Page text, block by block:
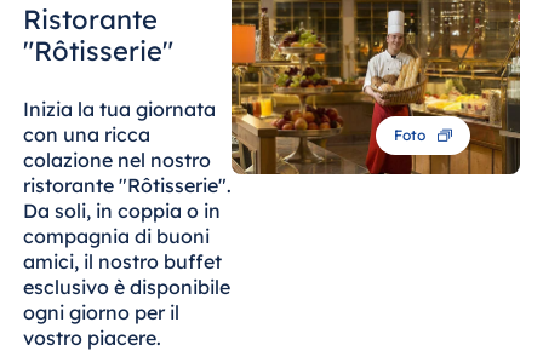
Blue Albena
Hotel Amelia
Cina
Hotel Taicang
Garden
Hotel &
Conference
Center Taicang
Ristorante
"Rôtisserie"
Inizia la tua giornata
con una ricca
colazione nel nostro
ristorante "Rôtisserie".
Da soli, in coppia o in
compagnia di buoni
amici, il nostro buffet
esclusivo è disponibile
ogni giorno per il
vostro piacere.
Foto